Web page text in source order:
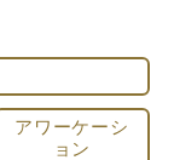
アワーケーシ
ョン